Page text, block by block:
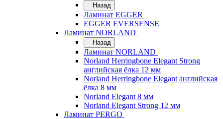
Назад
Ламинат EGGER
EGGER EVERSENSE
Ламинат NORLAND
Назад
Ламинат NORLAND
Norland Herringbone Elegant Strong
английская ёлка 12 мм
Norland Herringbone Elegant английская
ёлка 8 мм
Norland Elegant 8 мм
Norland Elegant Strong 12 мм
Ламинат PERGO